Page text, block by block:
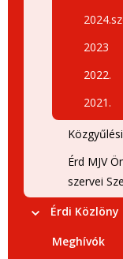
2023
2022.
2021.
Érd MJV
szervei
Érdi Közlöny
Meghívók